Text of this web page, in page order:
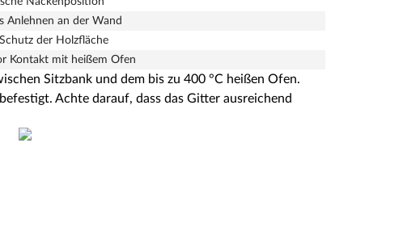
Anlehnen an der Wand
der Holzfläche
Kontakt mit heißem Ofen
Sitzbank und dem bis zu 400 °C heißen Ofen.
Achte darauf, dass das Gitter ausreichend